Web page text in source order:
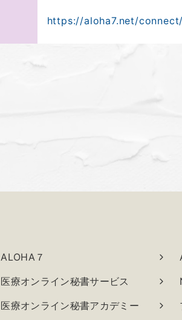
https://aloha7.net/connect/
ALOHA７
医療オンライン秘書サービス
医療オンライン秘書アカデミー